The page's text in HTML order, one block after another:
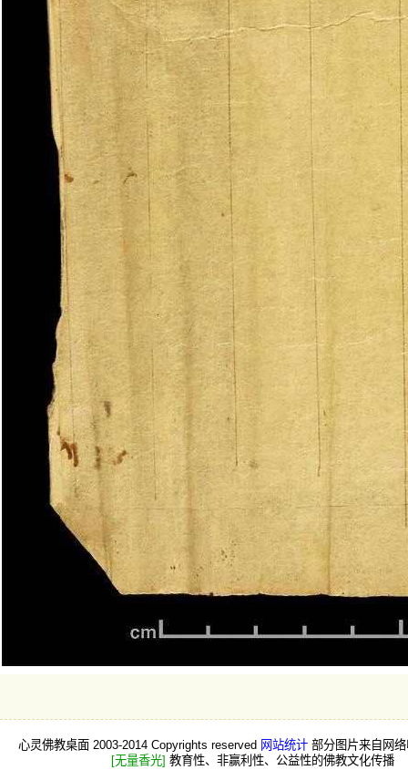
心灵佛教桌面 2003-2014 Copyrights reserved 网站统计 部分图片来自网
[无量香光] 教育性、非赢利性、公益性的佛教文化传